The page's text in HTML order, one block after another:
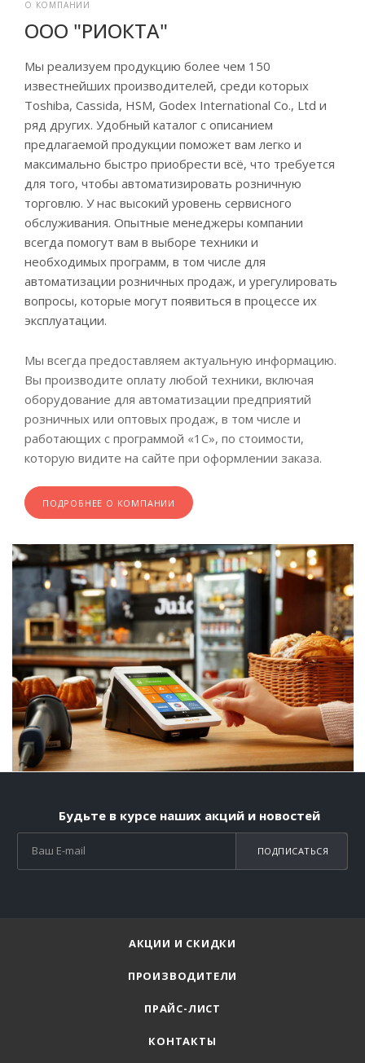
О КОМПАНИИ
ООО "РИОКТА"
Мы реализуем продукцию более чем 150
известнейших производителей, среди которых
Toshiba, Cassida, HSM, Godex International Co., Ltd и
ряд других. Удобный каталог с описанием
предлагаемой продукции поможет вам легко и
максимально быстро приобрести всё, что требуется
для того, чтобы автоматизировать розничную
торговлю. У нас высокий уровень сервисного
обслуживания. Опытные менеджеры компании
всегда помогут вам в выборе техники и
необходимых программ, в том числе для
автоматизации розничных продаж, и урегулировать
вопросы, которые могут появиться в процессе их
эксплуатации.
Мы всегда предоставляем актуальную информацию.
Вы производите оплату любой техники, включая
оборудование для автоматизации предприятий
розничных или оптовых продаж, в том числе и
работающих с программой «1С», по стоимости,
которую видите на сайте при оформлении заказа.
ПОДРОБНЕЕ О КОМПАНИИ
Будьте в курсе наших акций и новостей
ПОДПИСАТЬСЯ
АКЦИИ И СКИДКИ
ПРОИЗВОДИТЕЛИ
ПРАЙС-ЛИСТ
КОНТАКТЫ